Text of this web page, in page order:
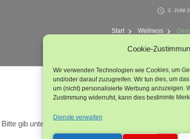
Cookie-
Wir verwenden Technologien wie Cookies, um
und/oder darauf zuzugreifen. Wir tun dies, um
um (nicht) personalisierte Werbung anzuzeigen.
Zustimmung widerrufst, kann dies bestimmte
Dienste verwalten
3. JUNI
Start Wellness
gib unten das Passwort ein, um ihn anzeigen zu